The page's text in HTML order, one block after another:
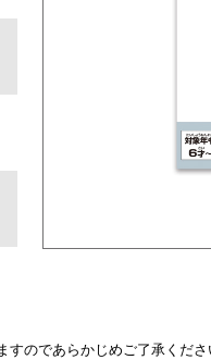
すのであらかじめご了承くださ